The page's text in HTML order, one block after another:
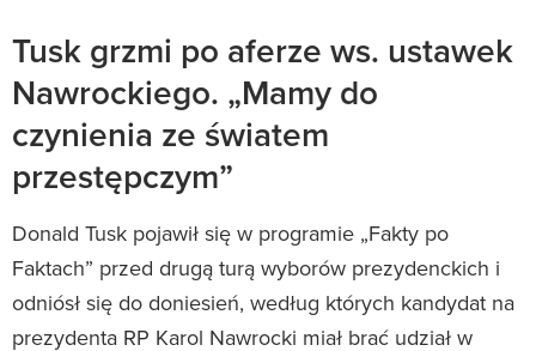
Tusk grzmi po aferze ws. ustawek
Nawrockiego. „Mamy do
czynienia ze światem
przestępczym”
Donald Tusk pojawił się w programie „Fakty po
Faktach” przed drugą turą wyborów prezydenckich i
odniósł się do doniesień, według których kandydat na
prezydenta RP Karol Nawrocki miał brać udział w